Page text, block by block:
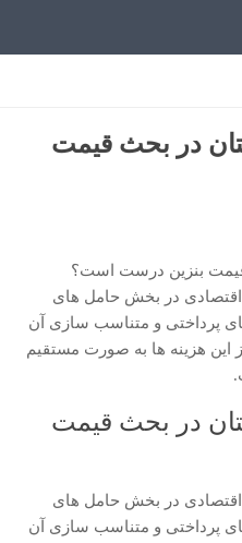
در بحث قیمت
قیمت بنزین درست است؟
اقتصادی در بخش حامل های
پرداختی و متناسب سازی آن
این هزینه ها به صورت مستقیم
در بحث قیمت
اقتصادی در بخش حامل های
پرداختی و متناسب سازی آن